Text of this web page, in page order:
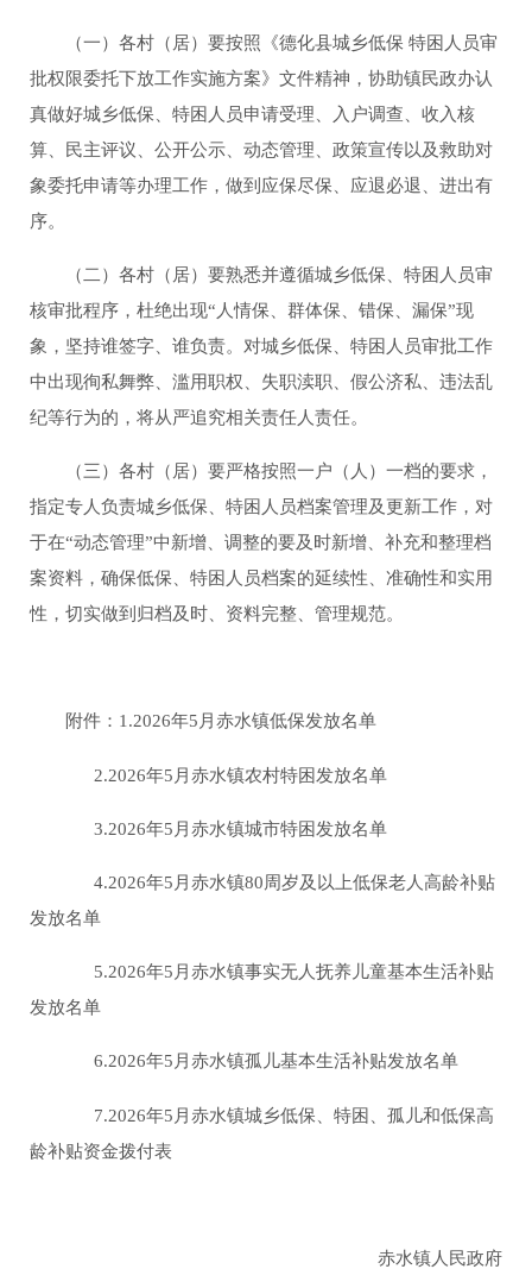
（一）各村（居）要按照《德化县城乡低保 特困人员审
批权限委托下放工作实施方案》文件精神，协助镇民政办认
真做好城乡低保、特困人员申请受理、入户调查、收入核
算、民主评议、公开公示、动态管理、政策宣传以及救助对
象委托申请等办理工作，做到应保尽保、应退必退、进出有
序。
（二）各村（居）要熟悉并遵循城乡低保、特困人员审
核审批程序，杜绝出现“人情保、群体保、错保、漏保”现
象，坚持谁签字、谁负责。对城乡低保、特困人员审批工作
中出现徇私舞弊、滥用职权、失职渎职、假公济私、违法乱
纪等行为的，将从严追究相关责任人责任。
（三）各村（居）要严格按照一户（人）一档的要求，
指定专人负责城乡低保、特困人员档案管理及更新工作，对
于在“动态管理”中新增、调整的要及时新增、补充和整理档
案资料，确保低保、特困人员档案的延续性、准确性和实用
性，切实做到归档及时、资料完整、管理规范。
附件：1.2026年5月赤水镇低保发放名单
2.2026年5月赤水镇农村特困发放名单
3.2026年5月赤水镇城市特困发放名单
4.2026年5月赤水镇80周岁及以上低保老人高龄补贴
发放名单
5.2026年5月赤水镇事实无人抚养儿童基本生活补贴
发放名单
6.2026年5月赤水镇孤儿基本生活补贴发放名单
7.2026年5月赤水镇城乡低保、特困、孤儿和低保高
龄补贴资金拨付表
赤水镇人民政府